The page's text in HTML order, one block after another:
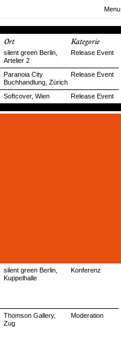
Menu
Ort Kategorie
silent green Berlin,
Artelier 2
Release Event
Paranoia City
Buchhandlung, Zürich
Release Event
Softcover, Wien
Release Event
silent green Berlin,
Kuppelhalle
Konferenz
Thomson Gallery,
Zug
Moderation